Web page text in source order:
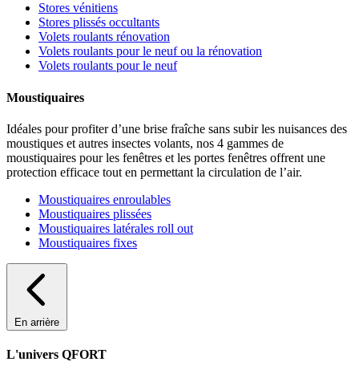
Stores vénitiens
Stores plissés occultants
Volets roulants rénovation
Volets roulants pour le neuf ou la rénovation
Volets roulants pour le neuf
Moustiquaires
Idéales pour profiter d’une brise fraîche sans subir les nuisances des
moustiques et autres insectes volants, nos 4 gammes de
moustiquaires pour les fenêtres et les portes fenêtres offrent une
protection efficace tout en permettant la circulation de l’air.
Moustiquaires enroulables
Moustiquaires plissées
Moustiquaires latérales roll out
Moustiquaires fixes
En arrière
L'univers QFORT